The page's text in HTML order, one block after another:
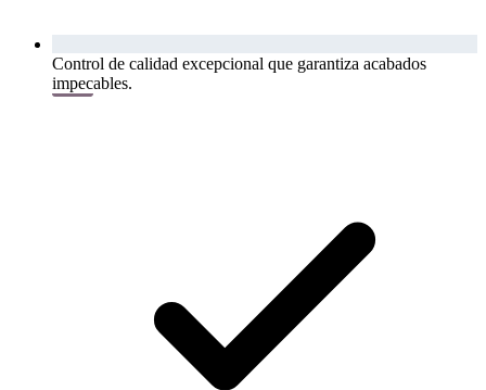
Control de calidad excepcional que garantiza acabados
impecables.